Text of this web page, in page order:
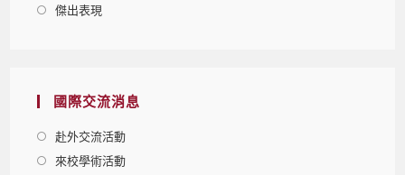
傑出表現
國際交流消息
赴外交流活動
來校學術活動